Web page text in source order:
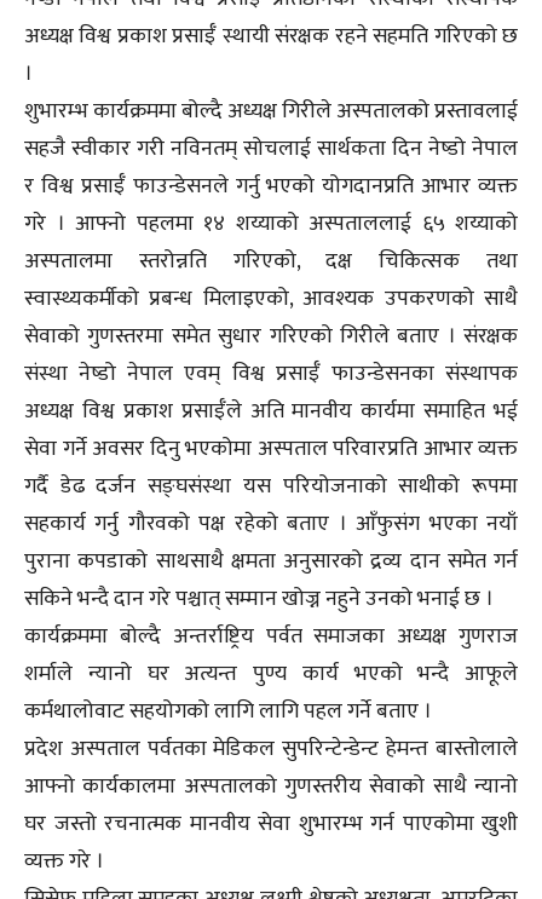
अध्यक्ष विश्व प्रकाश प्रसाईँ स्थायी संरक्षक रहने सहमति गरिएको छ
।
शुभारम्भ कार्यक्रममा बोल्दै अध्यक्ष गिरीले अस्पतालको प्रस्तावलाई
सहजै स्वीकार गरी नविनतम् सोचलाई सार्थकता दिन नेष्डो नेपाल
र विश्व प्रसाईँ फाउन्डेसनले गर्नु भएको योगदानप्रति आभार व्यक्त
गरे । आफ्नो पहलमा १४ शय्याको अस्पताललाई ६५ शय्याको
अस्पतालमा स्तरोन्नति गरिएको, दक्ष चिकित्सक तथा
स्वास्थ्यकर्मीको प्रबन्ध मिलाइएको, आवश्यक उपकरणको साथै
सेवाको गुणस्तरमा समेत सुधार गरिएको गिरीले बताए । संरक्षक
संस्था नेष्डो नेपाल एवम् विश्व प्रसाईँ फाउन्डेसनका संस्थापक
अध्यक्ष विश्व प्रकाश प्रसाईँले अति मानवीय कार्यमा समाहित भई
सेवा गर्ने अवसर दिनु भएकोमा अस्पताल परिवारप्रति आभार व्यक्त
गर्दै डेढ दर्जन सङ्घसंस्था यस परियोजनाको साथीको रूपमा
सहकार्य गर्नु गौरवको पक्ष रहेको बताए । आँफुसंग भएका नयाँ
पुराना कपडाको साथसाथै क्षमता अनुसारको द्रव्य दान समेत गर्न
सकिने भन्दै दान गरे पश्चात् सम्मान खोज्न नहुने उनको भनाई छ ।
कार्यक्रममा बोल्दै अन्तर्राष्ट्रिय पर्वत समाजका अध्यक्ष गुणराज
शर्माले न्यानो घर अत्यन्त पुण्य कार्य भएको भन्दै आफूले
कर्मथालोवाट सहयोगको लागि लागि पहल गर्ने बताए ।
प्रदेश अस्पताल पर्वतका मेडिकल सुपरिन्टेन्डेन्ट हेमन्त बास्तोलाले
आफ्नो कार्यकालमा अस्पतालको गुणस्तरीय सेवाको साथै न्यानो
घर जस्तो रचनात्मक मानवीय सेवा शुभारम्भ गर्न पाएकोमा खुशी
व्यक्त गरे ।